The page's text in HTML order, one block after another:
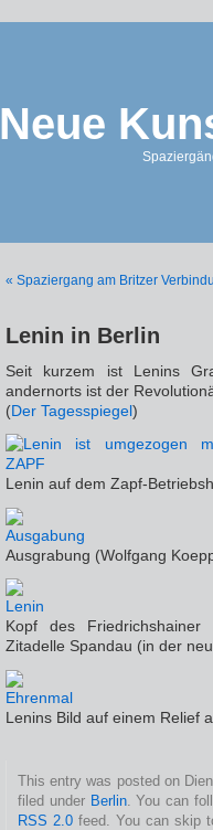
Neue
« Spaziergang am Britzer
Lenin in Berlin
Seit kurzem ist Lenins
andernorts ist der
(Der Tagesspiegel)
Lenin auf dem Zapf-
Ausgrabung (Wolfgang
Kopf des Friedrichshainer
Zitadelle Spandau (in der
Lenins Bild auf einem Relief
This entry was posted on
filed under Berlin. You can
RSS 2.0feed. You can skip